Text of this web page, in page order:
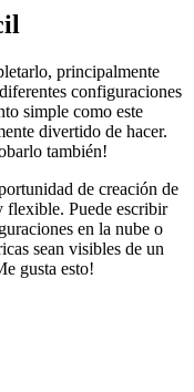
data });
});
configuraciones
simple como este
divertido de hacer.
también!
flexible. Puede escribir
en la nube o
sean visibles de un
gusta esto!